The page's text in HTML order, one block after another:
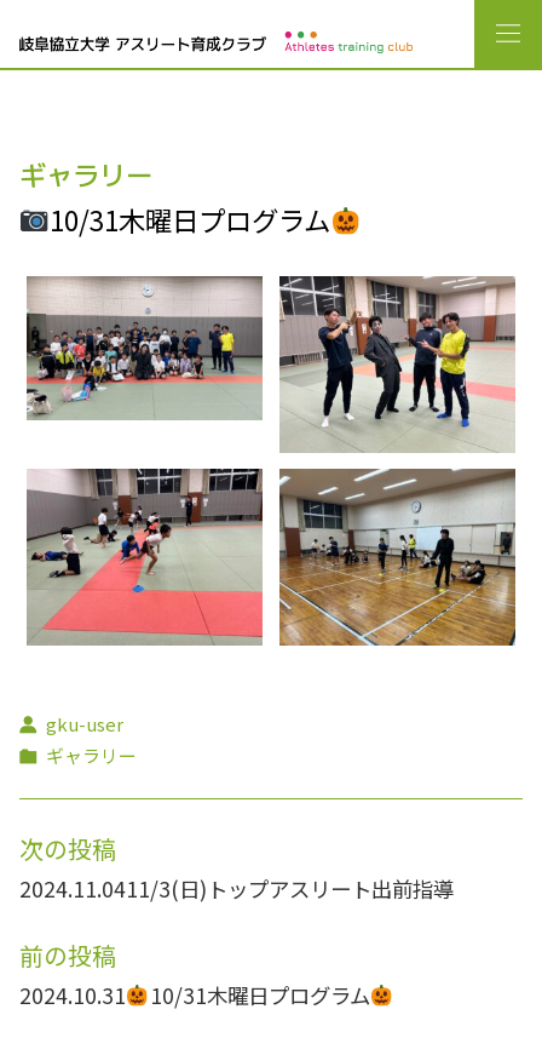
ギャラリー
10/31木曜日プログラム
gku-user
ギャラリー
次の投稿
2024.11.0411/3(日)トップアスリート出前指導
前の投稿
2024.10.31 10/31木曜日プログラム